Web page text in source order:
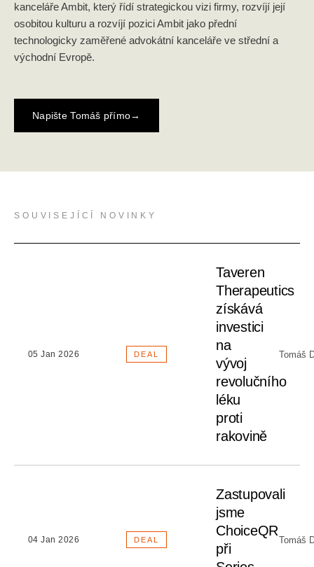
kanceláře Ambit, který řídí strategickou vizi firmy, rozvíjí její
osobitou kulturu a rozvíjí pozici Ambit jako přední
technologicky zaměřené advokátní kanceláře ve střední a
východní Evropě.
Napište Tomáš přímo→
SOUVISEJÍCÍ NOVINKY
05 Jan 2026 DEAL
Taveren
Therapeutics
získává
investici
na
vývoj
revolučního
léku
proti
rakovině
Tomáš
04 Jan 2026 DEAL
Zastupovali
jsme
ChoiceQR
při
Tomáš